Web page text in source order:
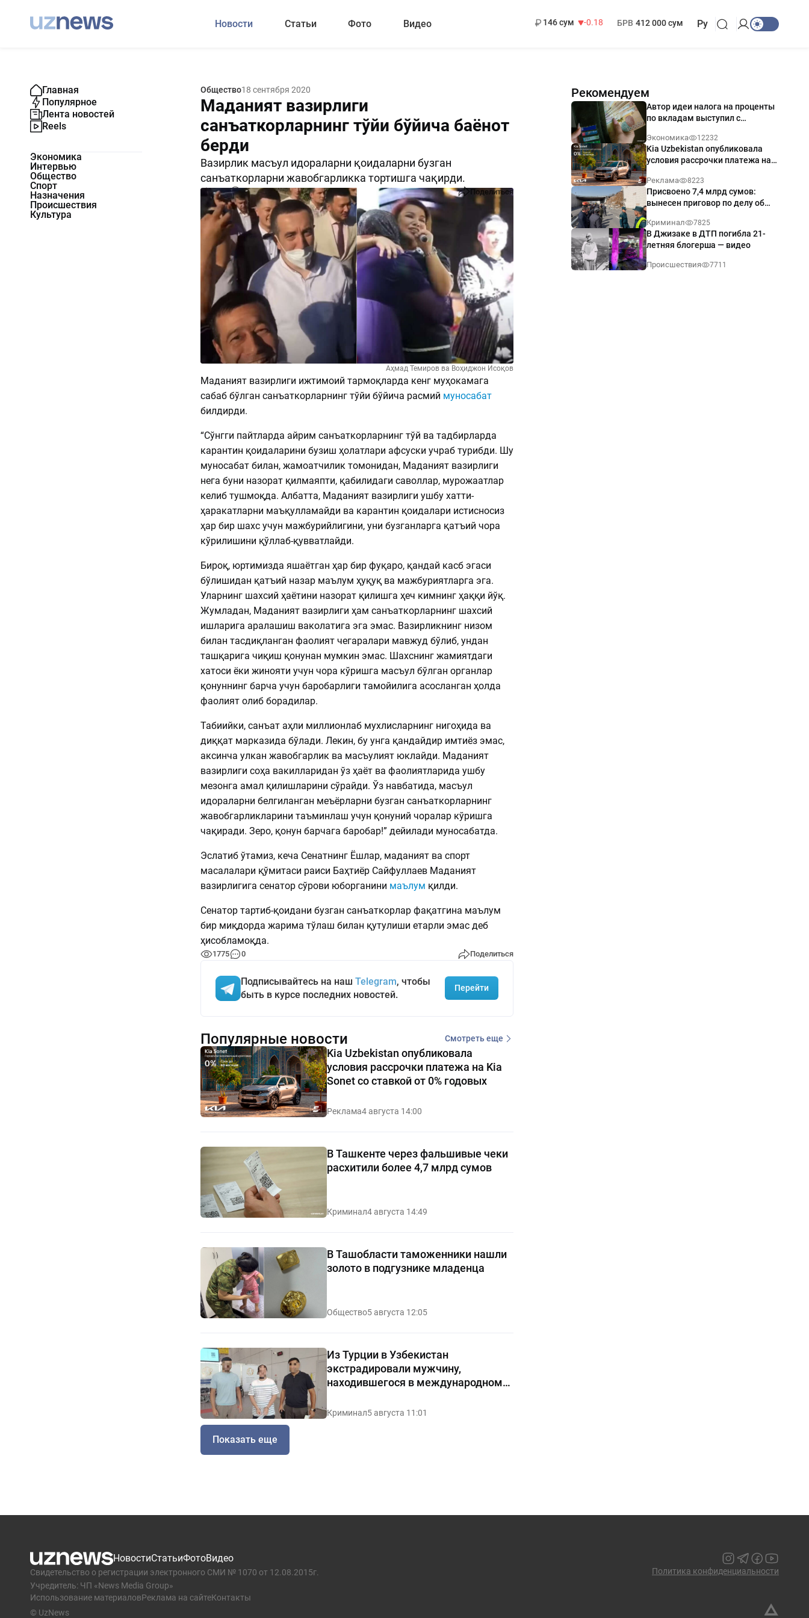
Новости Статьи Фото Видео
146 сум
-0.18
БРВ 412 000 сум Ру
Главная
Популярное
Лента новостей
Reels
Экономика
Интервью
Общество
Спорт
Назначения
Происшествия
Культура
Общество18 сентября 2020
Маданият вазирлиги
санъаткорларнинг тўйи бўйича баёнот
берди
Вазирлик масъул идораларни қоидаларни бузган
санъаткорларни жавобгарликка тортишга чақирди.
1775 0 Поделиться
Аҳмад Темиров ва Воҳиджон Исоқов
Маданият вазирлиги ижтимоий тармоқларда кенг муҳокамага
сабаб бўлган санъаткорларнинг тўйи бўйича расмий муносабат
билдирди.
“Сўнгги пайтларда айрим санъаткорларнинг тўй ва тадбирларда
карантин қоидаларини бузиш ҳолатлари афсуски учраб турибди. Шу
муносабат билан, жамоатчилик томонидан, Маданият вазирлиги
нега буни назорат қилмаяпти, қабилидаги саволлар, мурожаатлар
келиб тушмоқда. Албатта, Маданият вазирлиги ушбу хатти-
ҳаракатларни маъқулламайди ва карантин қоидалари истисносиз
ҳар бир шахс учун мажбурийлигини, уни бузганларга қатъий чора
кўрилишини қўллаб-қувватлайди.
Бироқ, юртимизда яшаётган ҳар бир фуқаро, қандай касб эгаси
бўлишидан қатъий назар маълум ҳуқуқ ва мажбуриятларга эга.
Уларнинг шахсий ҳаётини назорат қилишга ҳеч кимнинг ҳаққи йўқ.
Жумладан, Маданият вазирлиги ҳам санъаткорларнинг шахсий
ишларига аралашиш ваколатига эга эмас. Вазирликнинг низом
билан тасдиқланган фаолият чегаралари мавжуд бўлиб, ундан
ташқарига чиқиш қонунан мумкин эмас. Шахснинг жамиятдаги
хатоси ёки жинояти учун чора кўришга масъул бўлган органлар
қонуннинг барча учун баробарлиги тамойилига асосланган ҳолда
фаолият олиб борадилар.
Табиийки, санъат аҳли миллионлаб мухлисларнинг нигоҳида ва
диққат марказида бўлади. Лекин, бу унга қандайдир имтиёз эмас,
аксинча улкан жавобгарлик ва масъулият юклайди. Маданият
вазирлиги соҳа вакилларидан ўз ҳаёт ва фаолиятларида ушбу
мезонга амал қилишларини сўрайди. Ўз навбатида, масъул
идораларни белгиланган меъёрларни бузган санъаткорларнинг
жавобгарликларини таъминлаш учун қонуний чоралар кўришга
чақиради. Зеро, қонун барчага баробар!” дейилади муносабатда.
Эслатиб ўтамиз, кеча Сенатнинг Ёшлар, маданият ва спорт
масалалари қўмитаси раиси Баҳтиёр Сайфуллаев Маданият
вазирлигига сенатор сўрови юборганини маълум қилди.
Сенатор тартиб-қоидани бузган санъаткорлар фақатгина маълум
бир миқдорда жарима тўлаш билан қутулиши етарли эмас деб
ҳисобламоқда.
1775 0 Поделиться
Подписывайтесь на наш Telegram, чтобы
быть в курсе последних новостей.
Перейти
Рекомендуем
Автор идеи налога на проценты
по вкладам выступил с
Экономика 12232
Kia Uzbekistan опубликовала
условия рассрочки платежа на
годовых
Реклама 8223
Присвоено 7,4 млрд сумов:
вынесен приговор по делу об
Ташкенте
Криминал 7825
В Джизаке в ДТП погибла 21-
летняя блогерша — видео
Происшествия 7711
Популярные новости Смотреть еще
Kia Uzbekistan опубликовала
условия рассрочки платежа на Kia
Sonet со ставкой от 0% годовых
Реклама4 августа 14:00
В Ташкенте через фальшивые чеки
расхитили более 4,7 млрд сумов
Криминал4 августа 14:49
В Ташобласти таможенники нашли
золото в подгузнике младенца
Общество5 августа 12:05
Из Турции в Узбекистан
экстрадировали мужчину,
находившегося в международном
Криминал5 августа 11:01
Показать еще
НовостиСтатьиФотоВидео
Свидетельство о регистрации электронного СМИ № 1070 от 12.08.2015г.
Учредитель: ЧП «News Media Group»
Использование материаловРеклама на сайтеКонтакты
Политика конфиденциальности
© UzNews